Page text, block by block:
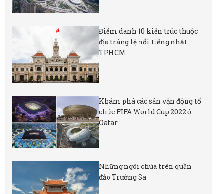
Điểm danh 10 kiến trúc thuộc
địa tráng lệ nổi tiếng nhất
TPHCM
Khám phá các sân vận động tổ
chức FIFA World Cup 2022 ở
Qatar
Những ngôi chùa trên quần
đảo Trường Sa